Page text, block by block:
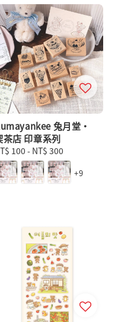
兔月堂・
茶店 印章系列
100 - NT$ 300
+9